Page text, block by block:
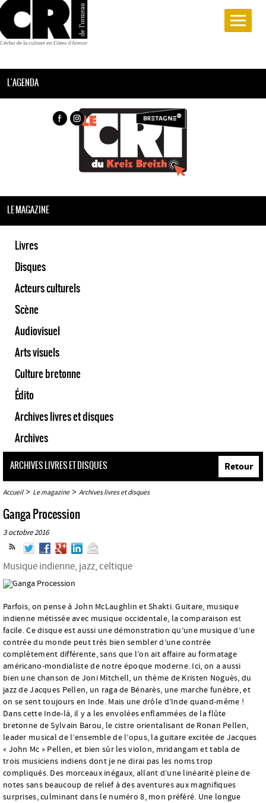
L'AGENDA
LE MAGAZINE
Livres
Disques
Acteurs culturels
Scène
Audiovisuel
Arts visuels
Culture bretonne
Édito
Archives livres et disques
Archives
ARCHIVES LIVRES ET DISQUES
Accueil> Le magazine> Archives livres et disques
Retour
Ganga Procession
3 octobre 2016
Musique indienne, jazz, celtique
Parfois, on pense à John McLaughlin et Shakti. Guitare, musique
indienne métissée avec musique occidentale, la comparaison est
facile. Ce disque est aussi une démonstration qu’une musique d’une
contrée du monde peut très bien sembler d’une contrée
complètement différente, sans que l’on ait affaire au formatage
américano-mondialiste de notre époque moderne. Ici, on a aussi
bien une chanson de Joni Mitchell, un thème de Kristen Noguès, du
jazz de Jacques Pellen, un raga de Bénarès, une marche funèbre, et
on se sent toujours en Inde. Mais une drôle d’Inde quand-même !
Dans cette Inde-là, il y a les envolées enflammées de la flûte
bretonne de Sylvain Barou, le cistre orientalisant de Ronan Pellen,
leader musical de l’ensemble de l’opus, la guitare excitée de Jacques
« John Mc » Pellen, et bien sûr les violon, mridangam et tabla de
trois musiciens indiens dont je ne dirai pas les noms trop
compliqués. Des morceaux inégaux, allant d’une linéarité pleine de
notes sans beaucoup de relief à des aventures aux magnifiques
surprises, culminant dans le numéro 8, mon préféré. Une longue